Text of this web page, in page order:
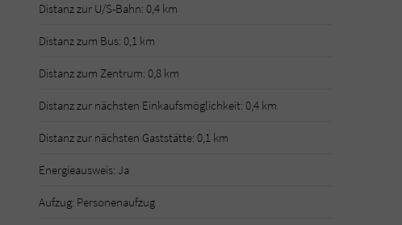
Distanz zur U/S-Bahn: 0,4 km
Distanz zum Bus: 0,1 km
Distanz zum Zentrum: 0,8 km
Distanz zur nächsten Einkaufsmöglichkeit: 0,4 km
Distanz zur nächsten Gaststätte: 0,1 km
Energieausweis: Ja
Aufzug: Personenaufzug